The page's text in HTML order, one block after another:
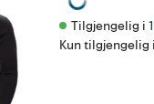
Tilgjengelig i
Kun tilgjengelig